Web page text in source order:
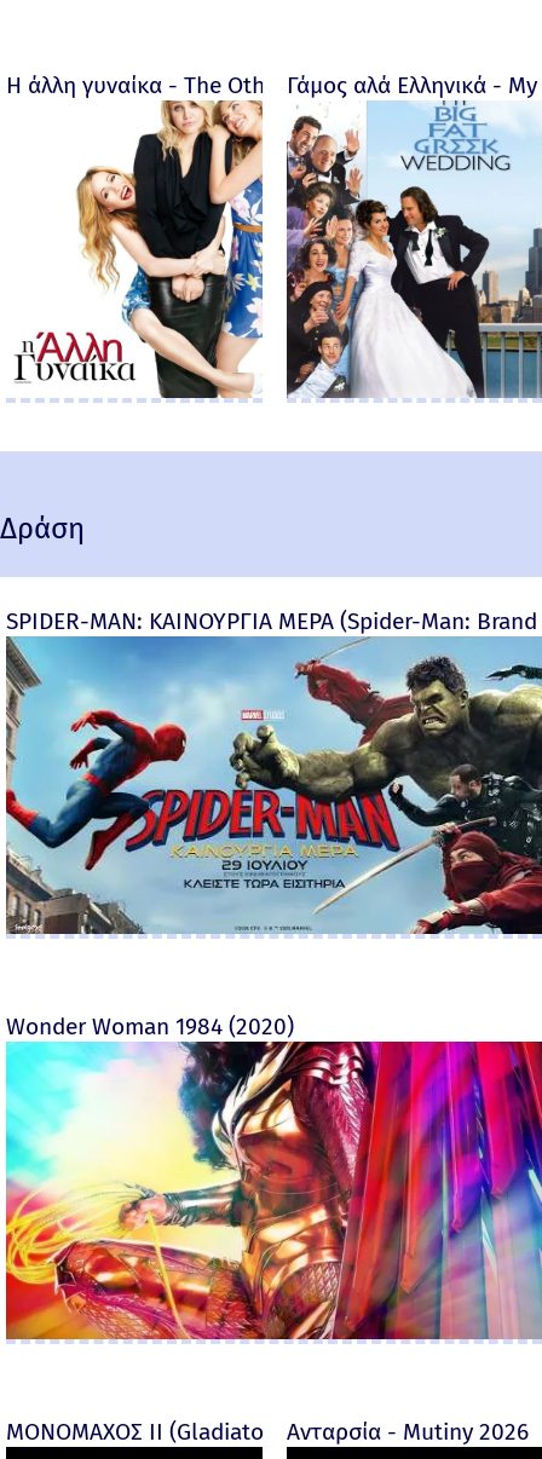
Η άλλη γυναίκα - The Other Woman – 2014
Γάμος αλά Ελληνικά -
Δράση
SPIDER-MAN: ΚΑΙΝΟΥΡΓΙΑ ΜΕΡΑ (Spider-Man:
Wonder Woman 1984 (2020)
ΜΟΝΟΜΑΧΟΣ ΙΙ (Gladiator II) -Ανταρσία - Mutiny 2026